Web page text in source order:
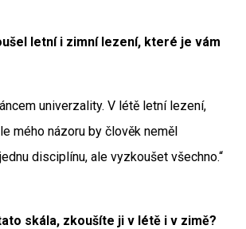
letní i zimní lezení, které je vám
univerzality. V létě letní lezení,
mého názoru by člověk neměl
disciplínu, ale vyzkoušet všechno.“
skála, zkoušíte ji v létě i v zimě?